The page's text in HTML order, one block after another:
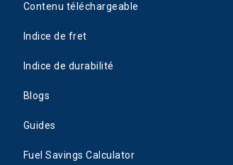
Contenu téléchargeable
Indice de fret
Indice de durabilité
Blogs
Guides
Fuel Savings Calculator